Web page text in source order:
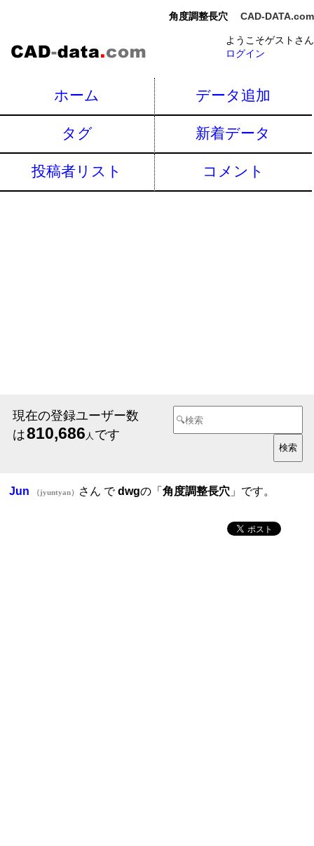
角度調整長穴 CAD-DATA.com
ようこそゲストさん
ログイン
ホーム データ追加
タグ 新着データ
投稿者リスト コメント
現在の登録ユーザー数
は810,686 人 です
Jun （jyuntyan） さん でdwgの「角度調整長穴 」です。